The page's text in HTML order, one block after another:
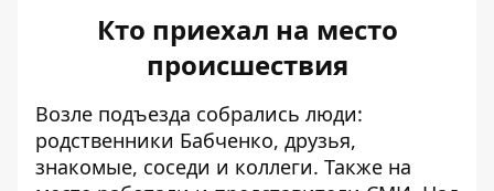
Кто приехал на место
происшествия
Возле подъезда собрались люди:
родственники Бабченко, друзья,
знакомые, соседи и коллеги. Также на